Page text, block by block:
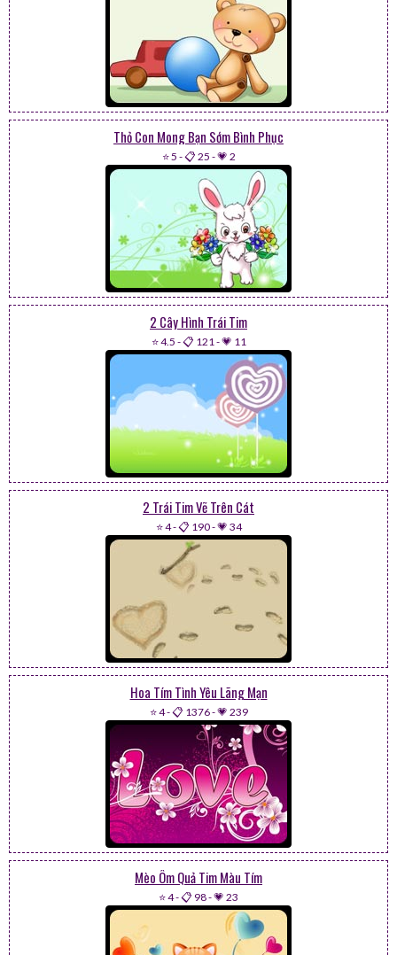
Thỏ Con Mong Bạn Sớm Bình Phục
⭐ 5 -📋 25 -💗 2
2 Cây Hình Trái Tim
⭐ 4.5 -📋 121-💗 11
2 Trái Tim Vẽ Trên Cát
⭐ 4-📋 190-💗 34
Hoa Tím Tình Yêu Lãng Mạn
⭐ 4-📋 1376-💗 239
Mèo Ôm Quả Tim Màu Tím
⭐ 4-📋 98-💗 23